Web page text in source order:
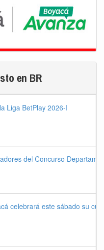
en BR
Liga BetPlay 2026-I
del Concurso
celebrará este sábado su